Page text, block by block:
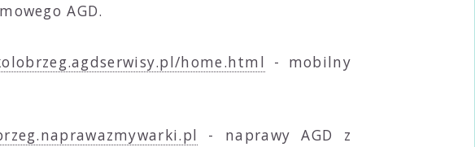
AGD.
home.html - mobilny
- naprawy AGD z